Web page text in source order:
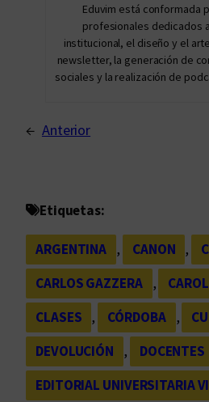
Eduvim está conformada
profesionales dedicados
institucional, el diseño y el
newsletter, la generación de
sociales y la realización de
← Anterior
Etiquetas:
ARGENTINA , CANON ,
CARLOS GAZZERA
,
CLASES
, CÓRDOBA ,
DEVOLUCIÓN
, DOCENTES
EDITORIAL UNIVERSITARIA